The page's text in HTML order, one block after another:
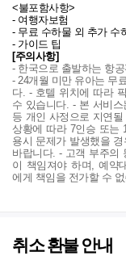
<불포함사항>
- 여행자보험
- 무료 수하물 외 추가 수
- 가이드 팁
[주의사항]
- 한국으로 출발하는 항
- 24개월 미만 유아는 무
다. - 호텔 위치에 따라
수 있습니다. - 본 서비
등 개인 사정으로 지연
상황에 따라 7인승 또는
용시 문제가 발생했을
바랍니다. - 고객 부주의
이 책임져야 하며, 예약
에게 책임을 전가할 수 없
취소 환불 안내